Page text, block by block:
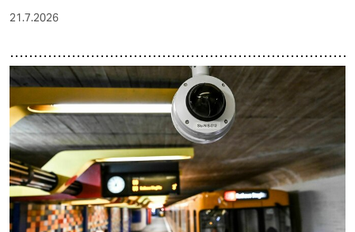
21.7.2026